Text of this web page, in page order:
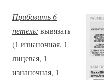
Прибавить 6
петель: вывязать
(1 изнаночная, 1
лицевая, 1
изнаночная, 1